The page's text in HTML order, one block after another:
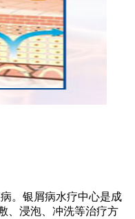
。银屑病水疗中心是成
、浸泡、冲洗等治疗方